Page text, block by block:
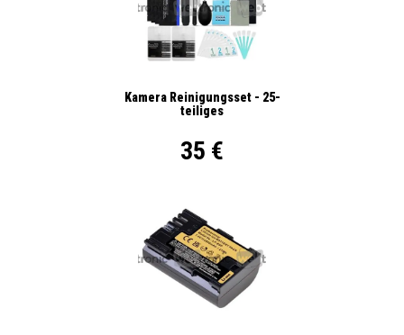
Kamera Reinigungsset - 25-
teiliges
35 €